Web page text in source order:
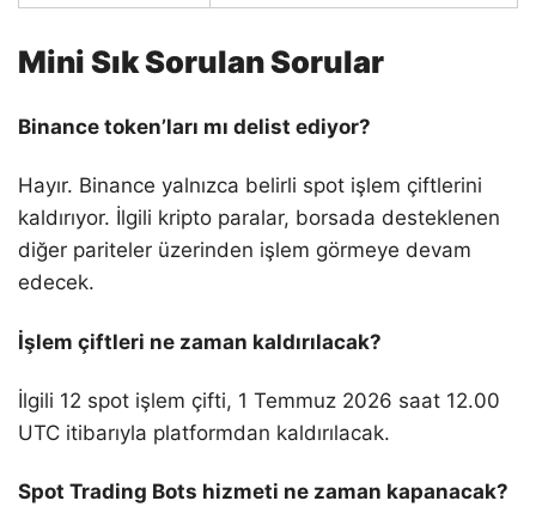
Mini Sık Sorulan Sorular
Binance token’ları mı delist ediyor?
Hayır. Binance yalnızca belirli spot işlem çiftlerini
kaldırıyor. İlgili kripto paralar, borsada desteklenen
diğer pariteler üzerinden işlem görmeye devam
edecek.
İşlem çiftleri ne zaman kaldırılacak?
İlgili 12 spot işlem çifti, 1 Temmuz 2026 saat 12.00
UTC itibarıyla platformdan kaldırılacak.
Spot Trading Bots hizmeti ne zaman kapanacak?